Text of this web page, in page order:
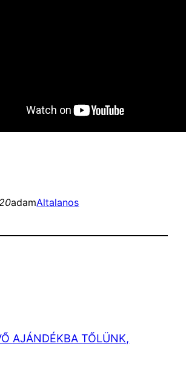
adamAltalanos
AJÁNDÉKBA TŐLÜNK,